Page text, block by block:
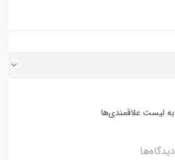
دیدگاه‌ها